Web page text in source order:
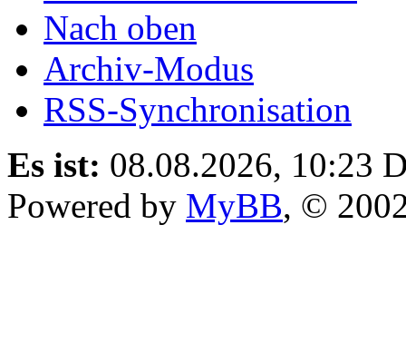
Nach oben
Archiv-Modus
RSS-Synchronisation
Es ist: 08.08.2026, 10:23
Powered by MyBB, ©